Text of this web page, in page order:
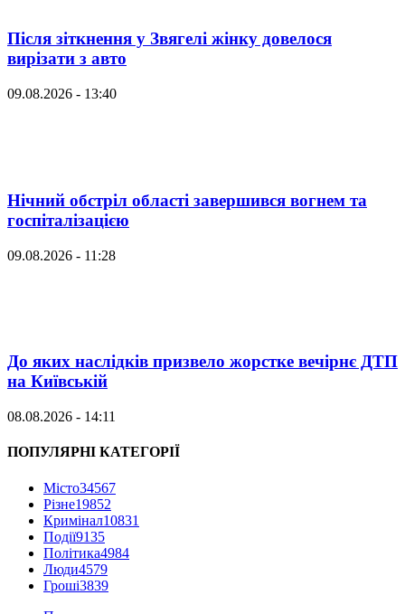
Після зіткнення у Звягелі жінку довелося
вирізати з авто
09.08.2026 - 13:40
Нічний обстріл області завершився вогнем та
госпіталізацією
09.08.2026 - 11:28
До яких наслідків призвело жорстке вечірнє ДТП
на Київській
08.08.2026 - 14:11
ПОПУЛЯРНІ КАТЕГОРІЇ
Місто34567
Різне19852
Кримінал10831
Події9135
Політика4984
Люди4579
Гроші3839